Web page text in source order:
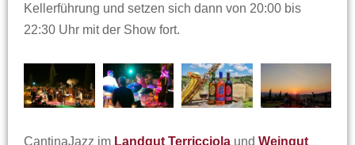
Kellerführung und setzen sich dann von 20:00 bis
22:30 Uhr mit der Show fort.
CantinaJazz im Landgut Terricciola und Weingut